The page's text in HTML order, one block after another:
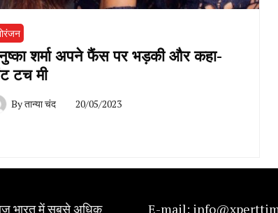
शर्मा अपने फैंस पर भड़की और कहा-
टच मी
Byतान्या चंद 20/05/2023
भारत में सबसे अधिक E-mail: